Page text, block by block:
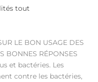
tout
LE BON USAGE DES
BONNES RÉPONSES
et bactéries. Les
contre les bactéries,